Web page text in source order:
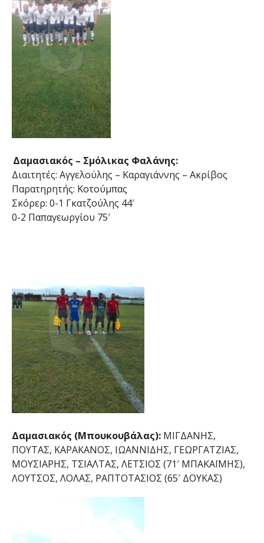
Δαμασιακός – Σμόλικας Φαλάνης:
Διαιτητές: Αγγελούλης – Καραγιάννης – Ακρίβος
Παρατηρητής: Κοτούμπας
Σκόρερ: 0-1 Γκατζούλης 44′
0-2 Παπαγεωργίου 75′
Δαμασιακός (Μπουκουβάλας): ΜΙΓΔΑΝΗΣ,
ΠΟΥΤΑΣ, ΚΑΡΑΚΑΝΟΣ, ΙΩΑΝΝΙΔΗΣ, ΓΕΩΡΓΑΤΖΙΑΣ,
ΜΟΥΣΙΑΡΗΣ, ΤΣΙΑΛΤΑΣ, ΛΕΤΣΙΟΣ (71′ ΜΠΑΚΑΪΜΗΣ),
ΛΟΥΤΣΟΣ, ΛΟΛΑΣ, ΡΑΠΤΟΤΑΣΙΟΣ (65′ ΔΟΥΚΑΣ)